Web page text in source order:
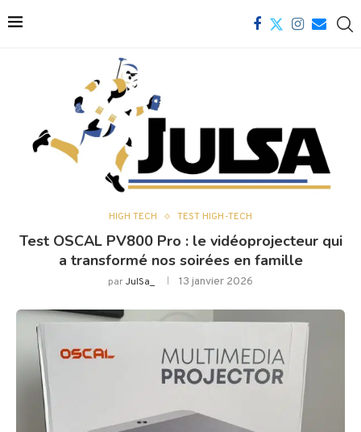
HIGH TECH TEST HIGH-TECH
Test OSCAL PV800 Pro : le vidéoprojecteur qui
a transformé nos soirées en famille
parJulSa_ 13 janvier 2026